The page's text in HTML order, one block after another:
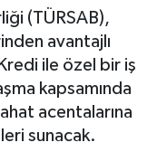
(TÜRSAB),
avantajlı
ile özel bir iş
kapsamında
acentalarına
sunacak.